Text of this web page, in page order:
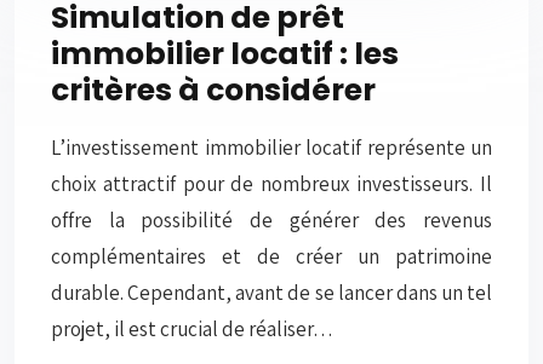
Simulation de prêt
immobilier locatif : les
critères à considérer
L’investissement immobilier locatif représente un
choix attractif pour de nombreux investisseurs. Il
offre la possibilité de générer des revenus
complémentaires et de créer un patrimoine
durable. Cependant, avant de se lancer dans un tel
projet, il est crucial de réaliser…